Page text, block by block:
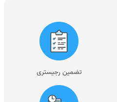
تضمین رجیستری